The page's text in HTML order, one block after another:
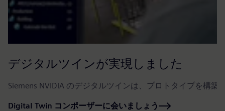
デジタルツインが実現しました
Siemens NVIDIA のデジタルツインは、プロトタイプを構
Digital Twin コンポーザーに会いましょう